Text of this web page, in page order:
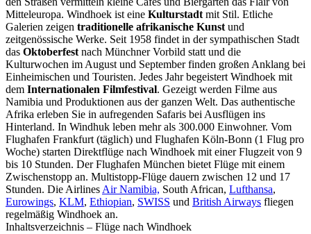
Mitteleuropa. Windhoek ist eine Kulturstadt mit Stil. Etliche
Galerien zeigen traditionelle afrikanische Kunst und
zeitgenössische Werke. Seit 1958 findet in der sympathischen Stadt
das Oktoberfest nach Münchner Vorbild statt und die
Kulturwochen im August und September finden großen Anklang bei
Einheimischen und Touristen. Jedes Jahr begeistert Windhoek mit
dem Internationalen Filmfestival. Gezeigt werden Filme aus
Namibia und Produktionen aus der ganzen Welt. Das authentische
Afrika erleben Sie in aufregenden Safaris bei Ausflügen ins
Hinterland. In Windhuk leben mehr als 300.000 Einwohner. Vom
Flughafen Frankfurt (täglich) und Flughafen Köln-Bonn (1 Flug pro
Woche) starten Direktflüge nach Windhoek mit einer Flugzeit von 9
bis 10 Stunden. Der Flughafen München bietet Flüge mit einem
Zwischenstopp an. Multistopp-Flüge dauern zwischen 12 und 17
Stunden. Die Airlines Air Namibia, South African, Lufthansa,
Eurowings, KLM, Ethiopian, SWISS und British Airways fliegen
regelmäßig Windhoek an.
Inhaltsverzeichnis – Flüge nach Windhoek